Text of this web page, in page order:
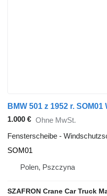
1.000 € Ohne MwSt.
Fensterscheibe -
SOM01
Polen, Pszczyna
SZAFRON Crane Car Truck